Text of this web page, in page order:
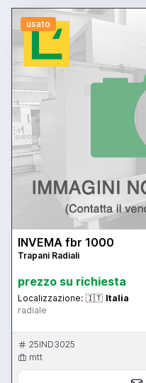
usato
INVEMA fbr 1000
Trapani Radiali
prezzo su richiesta
Localizzazione: 🇮🇹 Italia
radiale
25IND3025
mtt